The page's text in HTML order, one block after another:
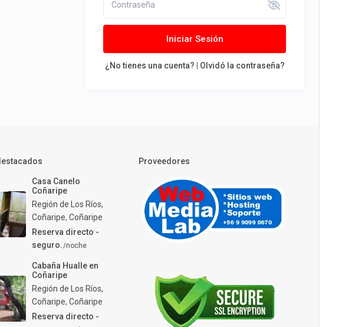
Iniciar Sesión
¿No tienes una cuenta? Olvidó la contraseña?
Casa Canelo
Coñaripe
Región de Los Ríos,
Coñaripe,Coñaripe
Reserva directo -
seguro./noche
Cabaña Hualle en
Coñaripe
Región de Los Ríos,
Coñaripe,Coñaripe
Reserva directo -
Proveedores